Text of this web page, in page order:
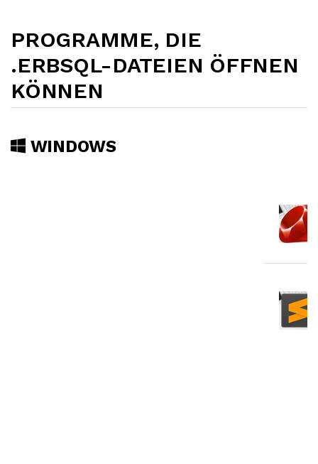
PROGRAMME, DIE
.ERBSQL-DATEIEN ÖFFNEN
KÖNNEN
WINDOWS